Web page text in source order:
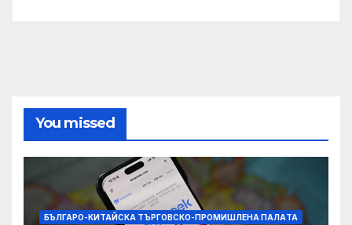
You missed
БЪЛГАРО-КИТАЙСКА ТЪРГОВСКО-ПРОМИШЛЕНА ПАЛAТА